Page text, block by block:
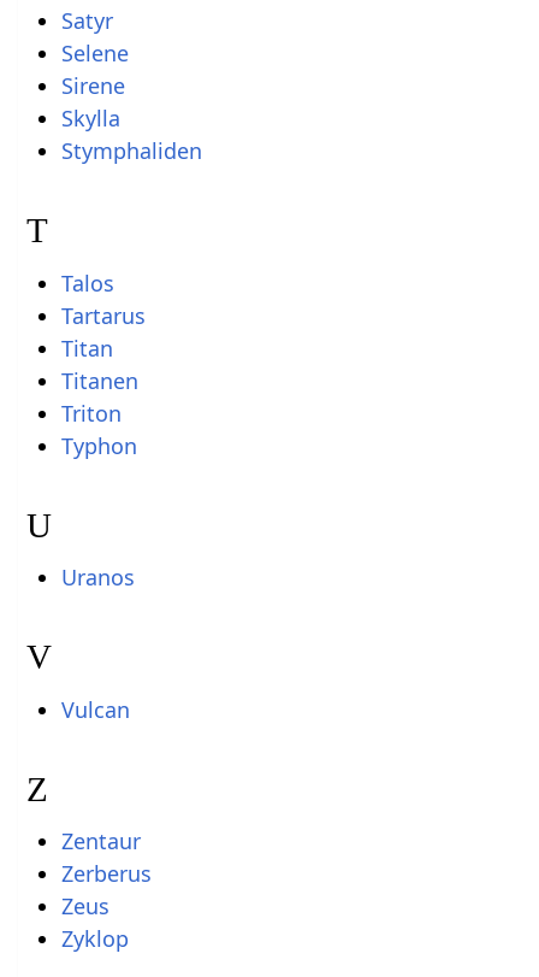
Satyr
Selene
Sirene
Skylla
Stymphaliden
T
Talos
Tartarus
Titan
Titanen
Triton
Typhon
U
Uranos
V
Vulcan
Z
Zentaur
Zerberus
Zeus
Zyklop